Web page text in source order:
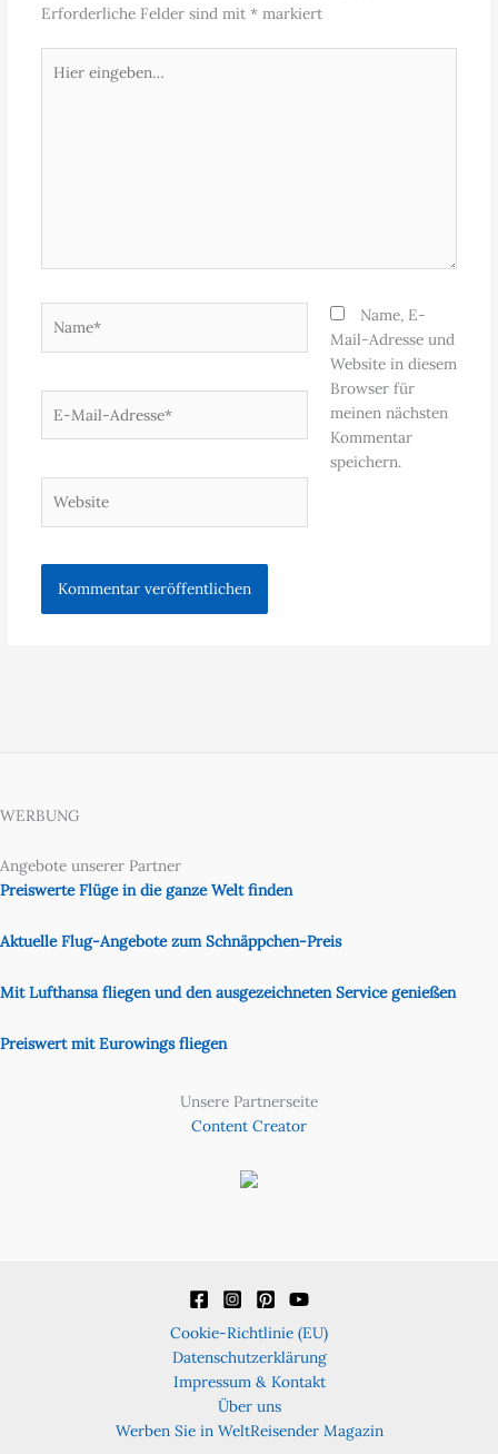
Erforderliche Felder sind mit *markiert
eingeben…
Mail-
Name, E-
Mail-Adresse und
Website in diesem
Browser für
meinen nächsten
Kommentar
speichern.
WERBUNG
Angebote unserer Partner
Preiswerte Flüge in die ganze Welt finden
Aktuelle Flug-Angebote zum Schnäppchen-Preis
Mit Lufthansa fliegen und den ausgezeichneten Service genießen
Preiswert mit Eurowings fliegen
Unsere Partnerseite
Content Creator
Cookie-Richtlinie (EU)
Datenschutzerklärung
Impressum & Kontakt
Über uns
Werben Sie in WeltReisender Magazin